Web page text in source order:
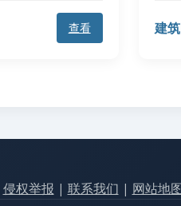
查看 建
侵权举报 | 联系我们 | 网站地